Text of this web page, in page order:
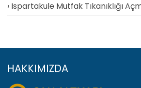
Ispartakule Mutfak Tıkanıklığı
HAKKIMIZDA